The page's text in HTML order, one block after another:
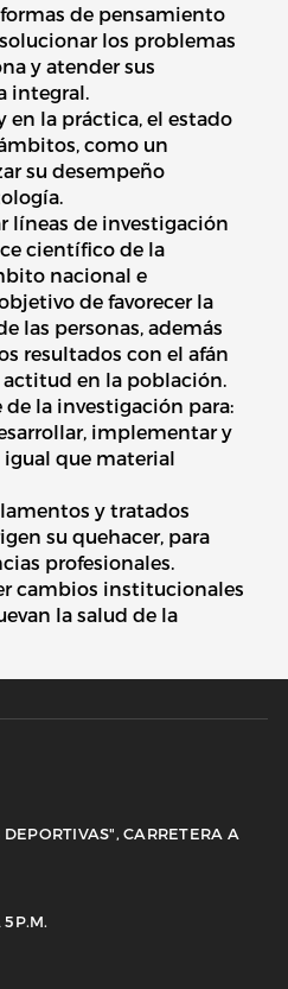
de pensamiento
los problemas
y atender sus
integral.
en la práctica, el estado
como un
su desempeño
líneas de investigación
científico de la
nacional e
de favorecer la
las personas, además
resultados con el afán
en la población.
de la investigación para:
implementar y
igual que material
y tratados
su quehacer, para
profesionales.
cambios institucionales
la salud de la
CARRETERA A
5P.M.